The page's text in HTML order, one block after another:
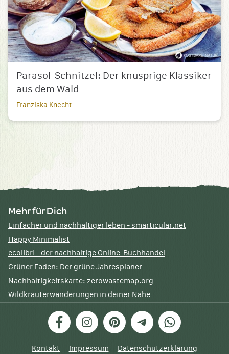
Parasol-Schnitzel: Der knusprige Klassiker
aus dem Wald
Franziska Knecht
Mehr für Dich
Einfacher und nachhaltiger leben - smarticular.net
Happy Minimalist
ecolibri - der nachhaltige Online-Buchhandel
Grüner Faden: Der grüne Jahresplaner
Nachhaltigkeitskarte: zerowastemap.org
Wildkräuterwanderungen in deiner Nähe
FacebookInstagramPinterestTelegramWhatsApp
Kontakt Impressum Datenschutzerklärung